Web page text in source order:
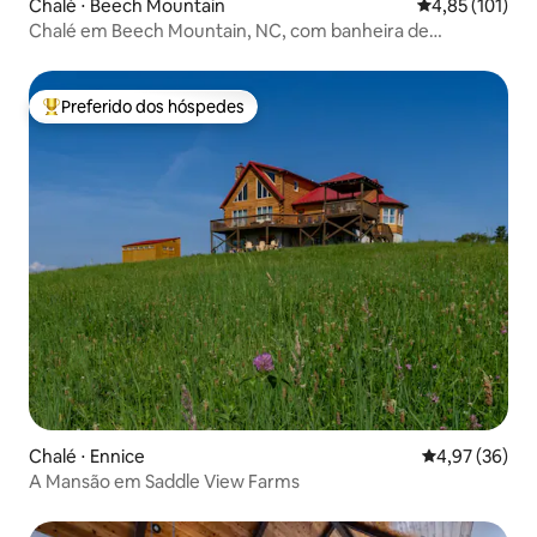
Chalé ⋅ Beech Mountain 4,85 de uma
4,85 (101)
Chalé em Beech Mountain, NC, com banheira de
16 pessoas
Entre os melhores preferidos dos hóspedes
Preferido dos hóspedes
Chalé ⋅ Ennice 4,97 de uma
4,97 (36)
A Mansão em Saddle View Farms